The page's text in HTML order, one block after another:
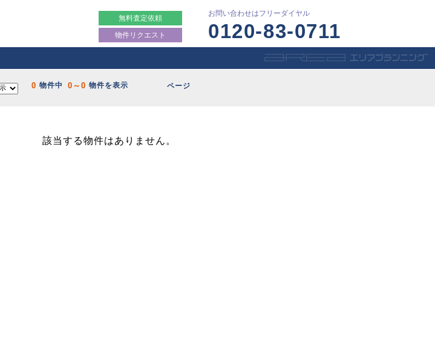
無料査定依頼
物件リクエスト
お問い合わせはフリーダイヤル
0120-83-0711
0 物件中 0～0 物件を表示 ページ
該当する物件はありません。